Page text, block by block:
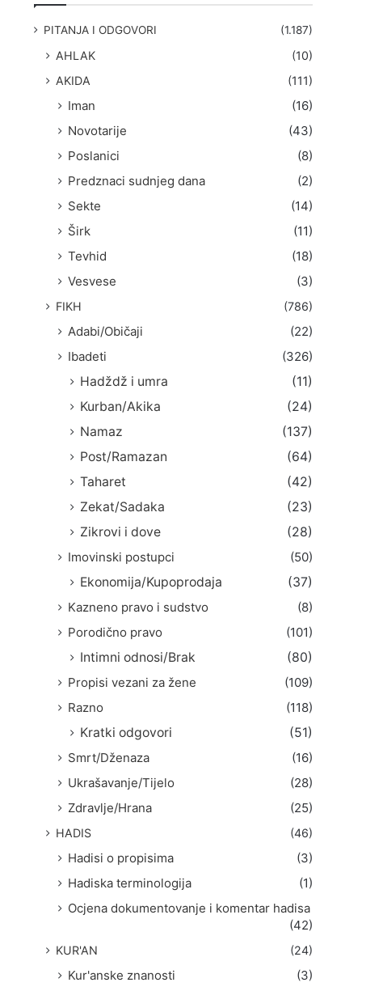
PITANJA I ODGOVORI (1.187)
AHLAK
(10)
AKIDA
(111)
Iman
(16)
Novotarije
(43)
Poslanici
(8)
Predznaci sudnjeg dana
(2)
Sekte
(14)
Širk
(11)
Tevhid
(18)
Vesvese
(3)
FIKH (786)
Adabi/Običaji
(22)
Ibadeti
(326)
Hadždž i umra
(11)
Kurban/Akika
(24)
Namaz
(137)
Post/Ramazan
(64)
Taharet
(42)
Zekat/Sadaka
(23)
Zikrovi i dove
(28)
Imovinski postupci
(50)
Ekonomija/Kupoprodaja
(37)
Kazneno pravo i sudstvo
(8)
Porodično pravo
(101)
Intimni odnosi/Brak
(80)
Propisi vezani za žene
(109)
Razno
(118)
Kratki odgovori
(51)
Smrt/Dženaza
(16)
Ukrašavanje/Tijelo
(28)
Zdravlje/Hrana
(25)
HADIS (46)
Hadisi o propisima
(3)
Hadiska terminologija
(1)
Ocjena dokumentovanje i komentar hadisa
(42)
KUR'AN (24)
Kur'anske znanosti
(3)